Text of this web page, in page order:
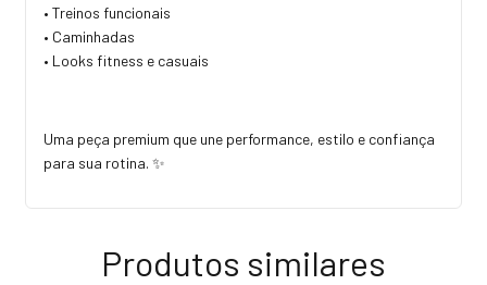
• Treinos funcionais
• Caminhadas
• Looks fitness e casuais
Uma peça premium que une performance, estilo e confiança
para sua rotina. ✨
Produtos similares